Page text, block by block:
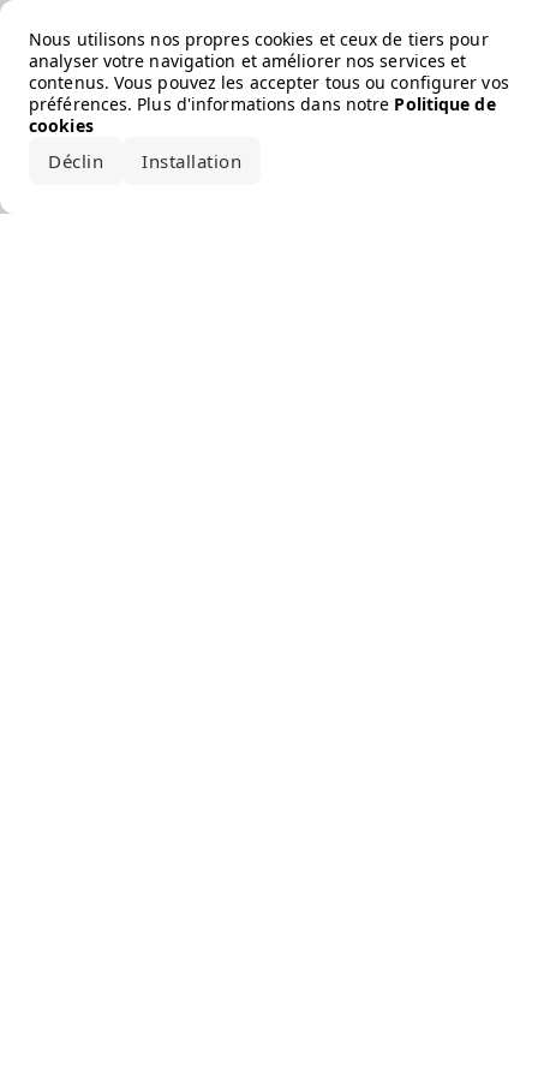
Nous utilisons nos propres cookies et ceux de tiers pour
analyser votre navigation et améliorer nos services et
contenus. Vous pouvez les accepter tous ou configurer vos
préférences. Plus d'informations dans notre Politique de
cookies
Déclin Installation
Error loading the brand